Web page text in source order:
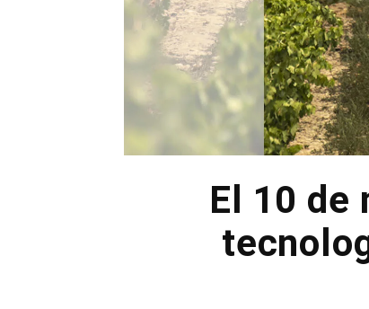
El 10 de